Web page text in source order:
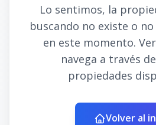
Lo sentimos, la
buscando no existe o
en este momento.
navega a través
propiedades
Volver al